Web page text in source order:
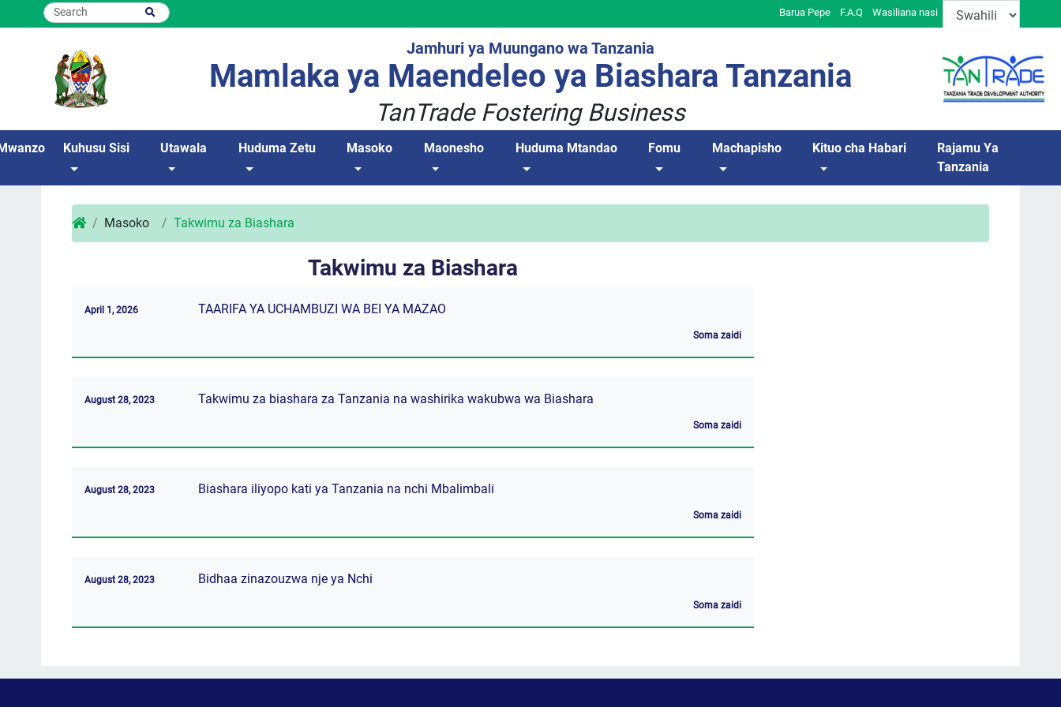
Wasiliana nasi
F.A.Q
Barua Pepe
Jamhuri ya Muungano wa Tanzania
Mamlaka ya Maendeleo ya Biashara Tanzania
TanTrade Fostering Business
Kuhusu Sisi Utawala Huduma Zetu Masoko Maonesho Huduma Mtandao Fomu Machapisho Kituo cha Habari
Rajamu Ya
Tanzania
Masoko Takwimu za Biashara
Takwimu za Biashara
April 1, 2026 TAARIFA YA UCHAMBUZI WA BEI YA MAZAO
Soma zaidi
August 28, 2023 Takwimu za biashara za Tanzania na washirika wakubwa wa Biashara
Soma zaidi
August 28, 2023 Biashara iliyopo kati ya Tanzania na nchi Mbalimbali
Soma zaidi
August 28, 2023 Bidhaa zinazouzwa nje ya Nchi
Soma zaidi